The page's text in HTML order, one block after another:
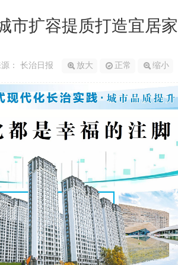
市扩容提质打造宜居
源： 长治日报 放大 正常 缩小